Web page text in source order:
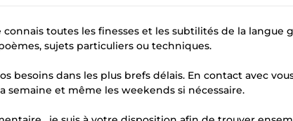
toutes les finesses et les subtilités de la langue
sujets particuliers ou techniques.
besoins dans les plus brefs délais. En contact avec
semaine et même les weekends si nécessaire.